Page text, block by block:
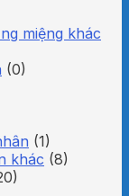
miệng khác
(0)
(1)
khác (8)